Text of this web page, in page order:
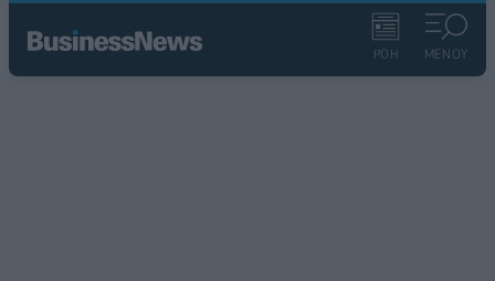
ΡΟΗ ΜΕΝΟΥ